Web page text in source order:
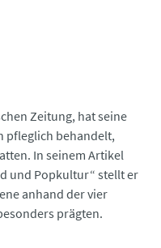
Zeitung, hat seine
pfleglich behandelt,
In seinem Artikel
und Popkultur“ stellt er
anhand der vier
prägten.